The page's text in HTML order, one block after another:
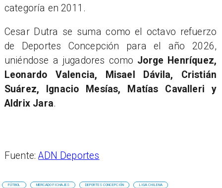
categoría en 2011.
Cesar Dutra se suma como el octavo refuerzo
de Deportes Concepción para el año 2026,
uniéndose a jugadores como Jorge Henríquez,
Leonardo Valencia, Misael Dávila, Cristián
Suárez, Ignacio Mesías, Matías Cavalleri y
Aldrix Jara.
Fuente:ADN Deportes
FÚTBOL MERCADO FICHAJES DEPORTES CONCEPCIÓN LIGA CHILENA